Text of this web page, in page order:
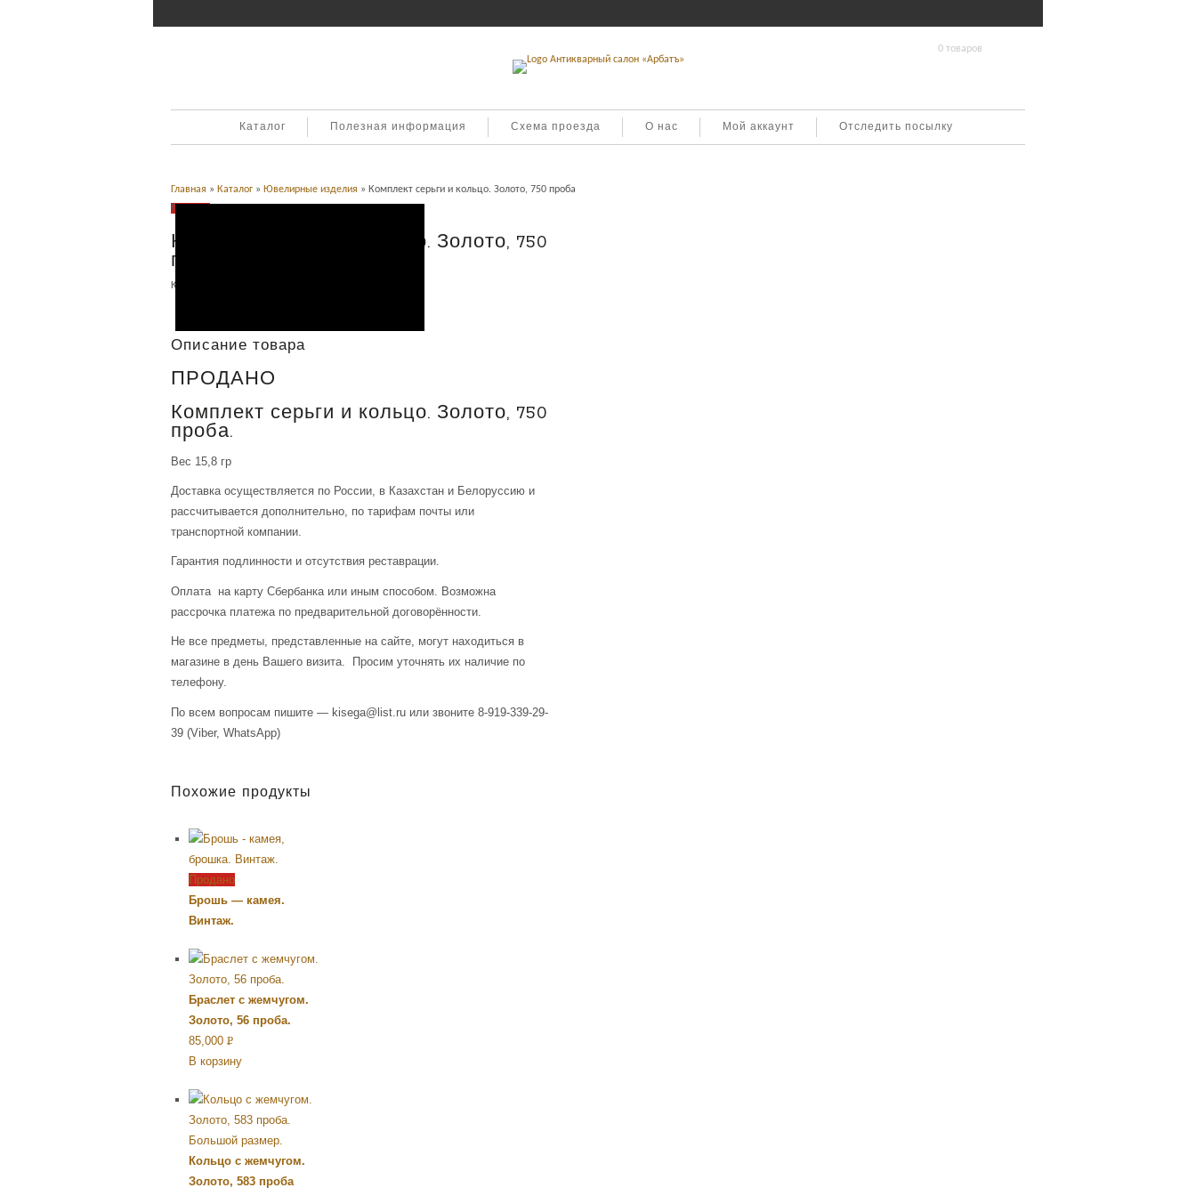
0 товаров
Каталог Полезная информация Схема проезда О нас Мой аккаунт Отследить посылку
Главная » Каталог » Ювелирные изделия » Комплект серьги и кольцо. Золото, 750 проба
Продано
Комплект серьги и кольцо. Золото, 750
проба
Категория:
Описание товара
ПРОДАНО
Комплект серьги и кольцо. Золото, 750
проба.
Вес 15,8 гр
Доставка осуществляется по России, в Казахстан и Белоруссию и
рассчитывается дополнительно, по тарифам почты или
транспортной компании.
Гарантия подлинности и отсутствия реставрации.
Оплата на карту Сбербанка или иным способом. Возможна
рассрочка платежа по предварительной договорённости.
Не все предметы, представленные на сайте, могут находиться в
магазине в день Вашего визита. Просим уточнять их наличие по
телефону.
По всем вопросам пишите — kisega@list.ru или звоните 8-919-339-29-
39 (Viber, WhatsApp)
Похожие продукты
Продано
Брошь — камея.
Винтаж.
Браслет с жемчугом.
Золото, 56 проба.
85,000 Р
УБ.
В корзину
Кольцо с жемчугом.
Золото, 583 проба